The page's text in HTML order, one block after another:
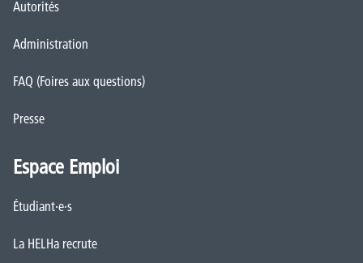
Autorités
Administration
FAQ (Foires aux questions)
Presse
Espace Emploi
Étudiant·e·s
La HELHa recrute